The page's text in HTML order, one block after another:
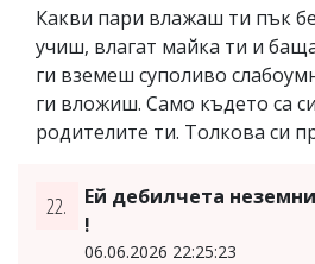
Какви пари влажаш ти пък
учиш, влагат майка ти и
ги вземеш суполиво
ги вложиш. Само където са
родителите ти. Толкова си
22.
Ей дебилчета неземни
!
06.06.2026 22:25:23